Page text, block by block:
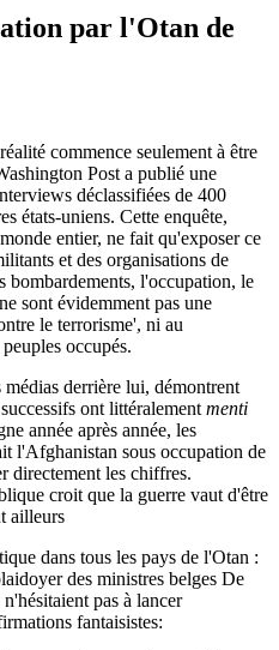
par l'Otan de
commence seulement à être
Post a publié une
déclassifiées de 400
états-uniens. Cette enquête,
entier, ne fait qu'exposer ce
et des organisations de
bombardements, l'occupation, le
sont évidemment pas une
le terrorisme', ni au
occupés.
derrière lui, démontrent
ont littéralement menti
année après année, les
l'Afghanistan sous occupation de
directement les chiffres.
croit que la guerre vaut d'être
ailleurs
dans tous les pays de l'Otan :
des ministres belges De
pas à lancer
fantaisistes: